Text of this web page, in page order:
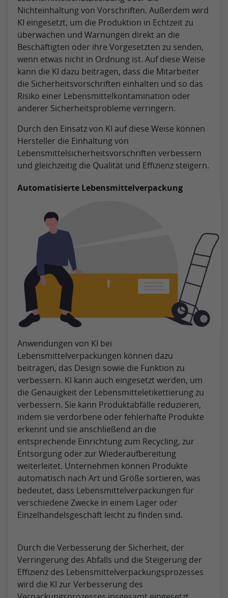
Nichteinhaltung von Vorschriften. Außerdem wird
KI eingesetzt, um die Produktion in Echtzeit zu
überwachen und Warnungen direkt an die
Beschäftigten oder ihre Vorgesetzten zu senden,
wenn etwas nicht in Ordnung ist. Auf diese Weise
kann die KI dazu beitragen, dass die Mitarbeiter
die Sicherheitsvorschriften einhalten und so das
Risiko einer Lebensmittelkontamination oder
anderer Sicherheitsprobleme verringern.
Durch den Einsatz von KI auf diese Weise können
Hersteller die Einhaltung von
Lebensmittelsicherheitsvorschriften verbessern
und gleichzeitig die Qualität und Effizienz steigern.
Automatisierte Lebensmittelverpackung
Anwendungen von KI bei
Lebensmittelverpackungen können dazu
beitragen, das Design sowie die Funktion zu
verbessern. KI kann auch eingesetzt werden, um
die Genauigkeit der Lebensmitteletikettierung zu
verbessern. Sie kann Produktabfälle reduzieren,
indem sie verdorbene oder fehlerhafte Produkte
erkennt und sie anschließend an die
entsprechende Einrichtung zum Recycling, zur
Entsorgung oder zur Wiederaufbereitung
weiterleitet. Unternehmen können Produkte
automatisch nach Art und Größe sortieren, was
bedeutet, dass Lebensmittelverpackungen für
verschiedene Zwecke in einem Lager oder
Einzelhandelsgeschäft leicht zu finden sind.
Durch die Verbesserung der Sicherheit, der
Verringerung des Abfalls und die Steigerung der
Effizienz des Lebensmittelverpackungsprozesses
wird die KI zur Verbesserung des